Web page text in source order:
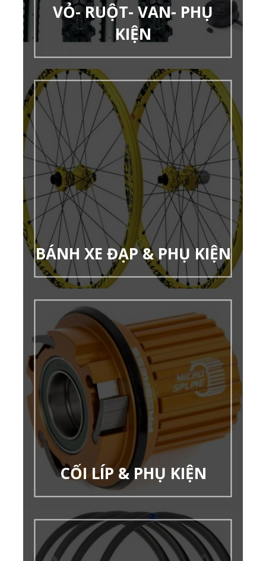
VỎ- RUỘT- VAN- PHỤ
KIỆN
BÁNH XE ĐẠP & PHỤ KIỆN
CỐI LÍP & PHỤ KIỆN